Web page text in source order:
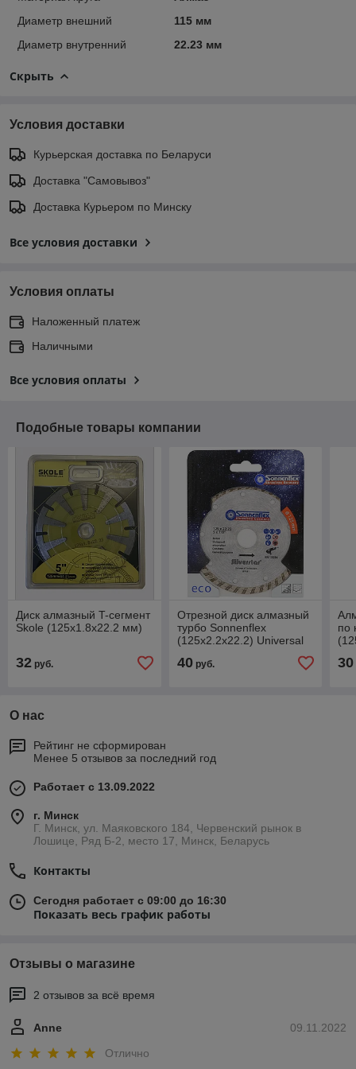
Диаметр внешний
115 мм
Диаметр внутренний
22.23 мм
Скрыть
Условия доставки
Курьерская доставка по Беларуси
Доставка "Самовывоз"
Доставка Курьером по Минску
Все условия доставки
Условия оплаты
Наложенный платеж
Наличными
Все условия оплаты
Подобные товары компании
Диск алмазный T-сегмент
Skole (125х1.8x22.2 мм)
32 руб.
Отрезной диск алмазный
турбо Sonnenflex
(125x2.2x22.2) Universal
40руб.
по
30
О нас
Рейтинг не сформирован
Менее 5 отзывов за последний год
Работает с 13.09.2022
г. Минск
Г. Минск, ул. Маяковского 184, Червенский рынок в
Лошице, Ряд Б-2, место 17, Минск, Беларусь
Контакты
Сегодня работает с 09:00 до 16:30
Показать весь график работы
Отзывы о магазине
2 отзывов за всё время
09.11.2022
Anne
Отлично